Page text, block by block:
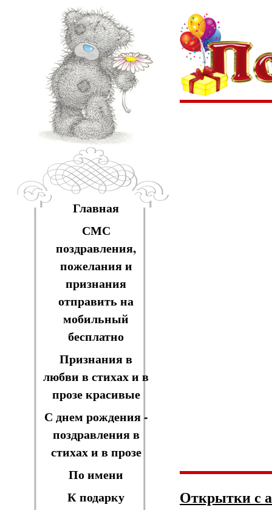
Главная
СМС
поздравления,
пожелания и
признания
отправить на
мобильный
бесплатно
Признания в
любви в стихах и в
прозе красивые
С днем рождения -
поздравления в
стихах и в прозе
По имени
К подарку
Открытки с